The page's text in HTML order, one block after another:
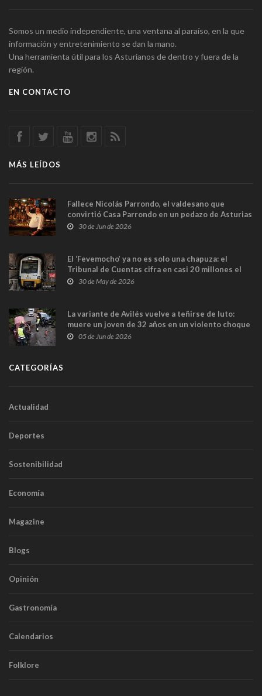
Somos un medio independiente, una ventana al paraíso, en la que
información y entretenimiento se dan la mano.
Una herramienta útil para los Asturianos de dentro y fuera de la
región.
EN CONTACTO
MÁS LEÍDOS
Fallece Nicolás Parrondo, el valdesano que
convirtió Casa Parrondo en un pedazo de Asturias
en Madrid
30 de Jun de 2026
El ‘Fevemocho’ ya no es solo una chapuza: el
Tribunal de Cuentas cifra en casi 20 millones el
sobrecoste de los trenes que no cabían por los
30 de May de 2026
La variante de Avilés vuelve a teñirse de luto:
muere un joven de 32 años en un violento choque
frontal
05 de Jun de 2026
CATEGORÍAS
Actualidad
Deportes
Sostenibilidad
Economía
Magazine
Blogs
Opinión
Gastronomía
Calendarios
Folklore